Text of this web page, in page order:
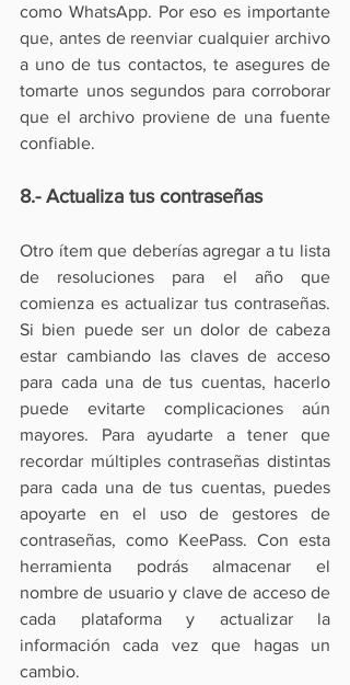
como WhatsApp. Por eso es importante
que, antes de reenviar cualquier archivo
a uno de tus contactos, te asegures de
tomarte unos segundos para corroborar
que el archivo proviene de una fuente
confiable.
8.- Actualiza tus contraseñas
Otro ítem que deberías agregar a tu lista
de resoluciones para el año que
comienza es actualizar tus contraseñas.
Si bien puede ser un dolor de cabeza
estar cambiando las claves de acceso
para cada una de tus cuentas, hacerlo
puede evitarte complicaciones aún
mayores. Para ayudarte a tener que
recordar múltiples contraseñas distintas
para cada una de tus cuentas, puedes
apoyarte en el uso de gestores de
contraseñas, como KeePass. Con esta
herramienta podrás almacenar el
nombre de usuario y clave de acceso de
cada plataforma y actualizar la
información cada vez que hagas un
cambio.